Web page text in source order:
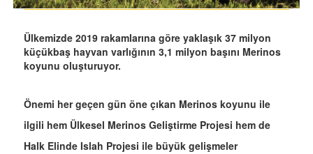
Ülkemizde 2019 rakamlarına göre yaklaşık 37 milyon
küçükbaş hayvan varlığının 3,1 milyon başını Merinos
koyunu oluşturuyor.
Önemi her geçen gün öne çıkan Merinos koyunu ile
ilgili hem Ülkesel Merinos Geliştirme Projesi hem de
Halk Elinde Islah Projesi ile büyük gelişmeler